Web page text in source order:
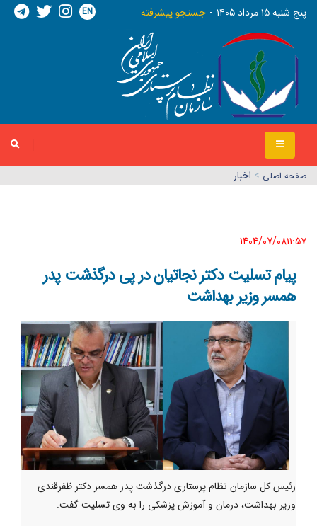
پنج شنبه ١٥ مرداد ١٤٠٥ جستجو پیشرفته EN
صفحه اصلي > اخبار
1404/07/08١١:٥٧
پیام تسلیت دکتر نجاتیان در پی درگذشت پدر
همسر وزیر بهداشت
رئیس کل سازمان نظام پرستاری درگذشت پدر همسر دکتر ظفرقندی
وزیر بهداشت، درمان و آموزش پزشکی را به وی تسلیت گفت.